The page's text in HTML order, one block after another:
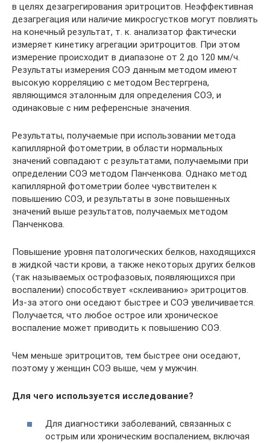
в целях дезагрегирования эритроцитов. Неэффективная
дезагрегация или наличие микросгустков могут повлиять
на конечный результат, т. к. анализатор фактически
измеряет кинетику агрегации эритроцитов. При этом
измерение происходит в диапазоне от 2 до 120 мм/ч.
Результаты измерения СОЭ данным методом имеют
высокую корреляцию с методом Вестергрена,
являющимся эталонным для определения СОЭ, и
одинаковые с ним референсные значения.
Результаты, получаемые при использовании метода
капиллярной фотометрии, в области нормальных
значений совпадают с результатами, получаемыми при
определении СОЭ методом Панченкова. Однако метод
капиллярной фотометрии более чувствителен к
повышению СОЭ, и результаты в зоне повышенных
значений выше результатов, получаемых методом
Панченкова.
Повышение уровня патологических белков, находящихся
в жидкой части крови, а также некоторых других белков
(так называемых острофазовых, появляющихся при
воспалении) способствует «склеиванию» эритроцитов.
Из-за этого они оседают быстрее и СОЭ увеличивается.
Получается, что любое острое или хроническое
воспаление может приводить к повышению СОЭ.
Чем меньше эритроцитов, тем быстрее они оседают,
поэтому у женщин СОЭ выше, чем у мужчин.
Для чего используется исследование?
Для диагностики заболеваний, связанных с
острым или хроническим воспалением, включая